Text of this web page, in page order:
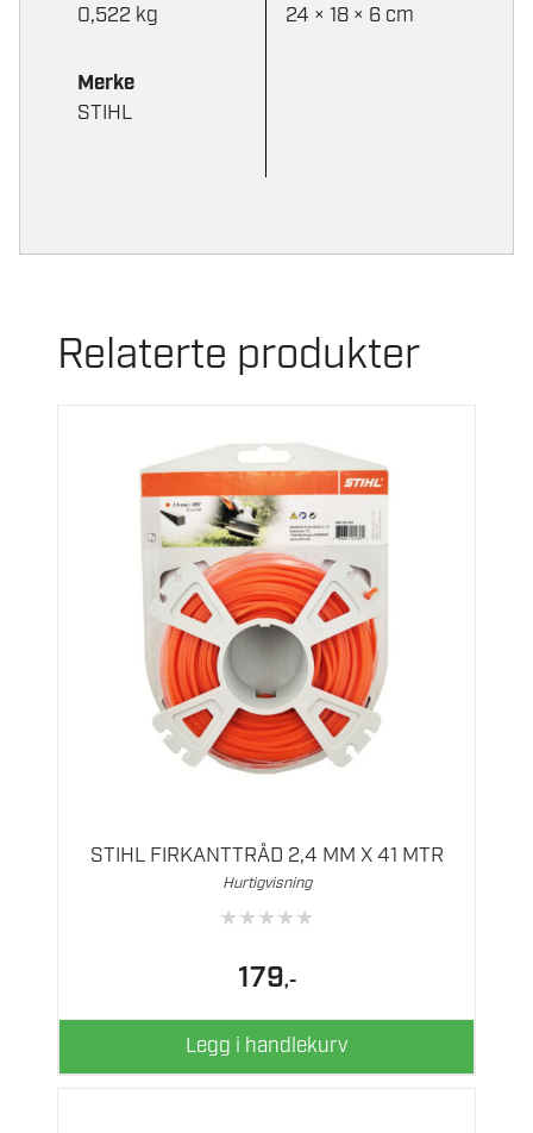
0,522 kg
24 × 18 × 6 cm
Merke
STIHL
Relaterte produkter
STIHL FIRKANTTRÅD 2,4 MM X 41 MTR
Hurtigvisning
★★★★★
179,-
Legg i handlekurv